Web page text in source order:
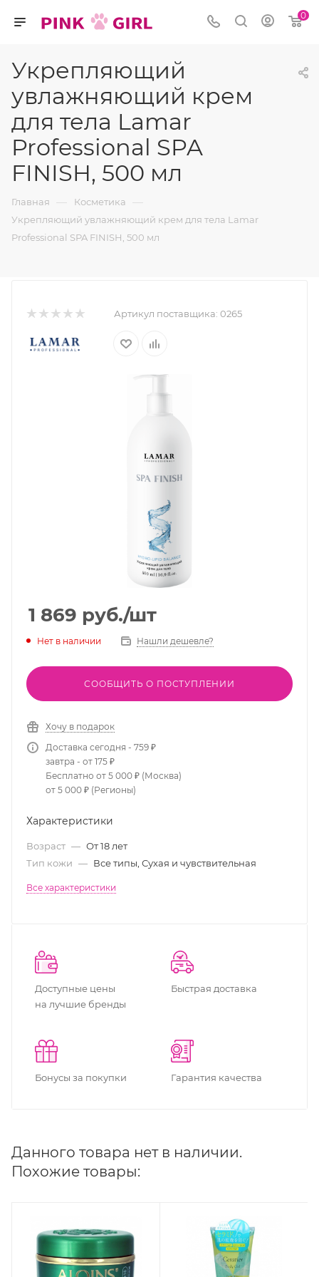
0
Укрепляющий
увлажняющий крем
для тела Lamar
Professional SPA
FINISH, 500 мл
Главная — Косметика —
Укрепляющий увлажняющий крем для тела Lamar
Professional SPA FINISH, 500 мл
Артикул поставщика: 0265
1 869 руб./шт
Нет в наличии Нашли дешевле?
СООБЩИТЬ О ПОСТУПЛЕНИИ
Хочу в подарок
Доставка сегодня - 759 ₽
завтра - от 175 ₽
Бесплатно от 5 000 ₽ (Москва)
от 5 000 ₽ (Регионы)
Характеристики
Возраст — От 18 лет
Тип кожи — Все типы, Сухая и чувствительная
Все характеристики
Доступные цены
на лучшие бренды
Быстрая доставка
Бонусы за покупки Гарантия качества
Данного товара нет в наличии.
Похожие товары: